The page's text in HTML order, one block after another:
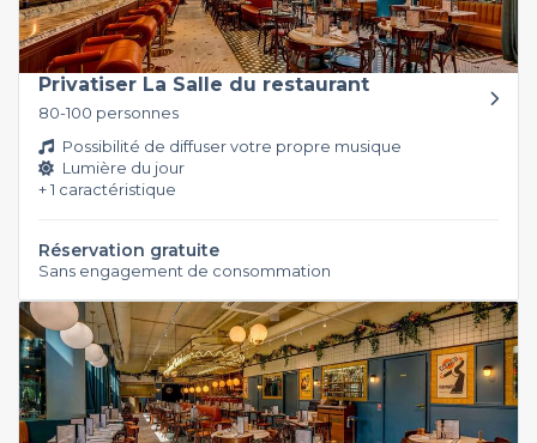
Privatiser La Salle du restaurant
80-100 personnes
Possibilité de diffuser votre propre musique
Lumière du jour
+ 1 caractéristique
Réservation gratuite
Sans engagement de consommation